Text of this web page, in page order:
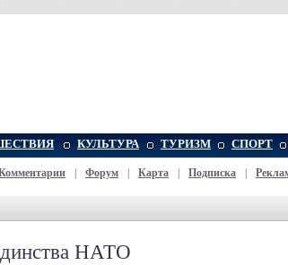
КУЛЬТУРА ТУРИЗМ СПОРТ
Форум Карта Подписка
НАТО